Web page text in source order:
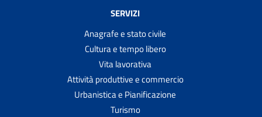
SERVIZI
Anagrafe e stato civile
Cultura e tempo libero
Vita lavorativa
Attività produttive e commercio
Urbanistica e Pianificazione
Turismo